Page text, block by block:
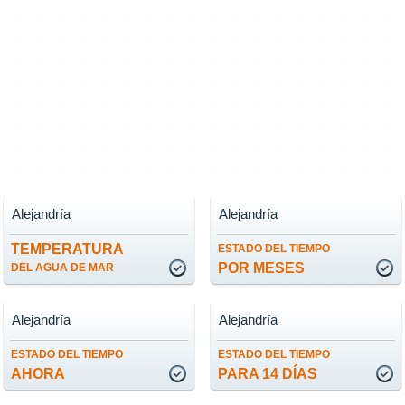
TEMPERATURA
DEL AGUA DE MAR
Alejandría
ESTADO DEL TIEMPO
POR MESES
Alejandría
ESTADO DEL TIEMPO
AHORA
Alejandría
ESTADO DEL TIEMPO
PARA 14 DÍAS
Alejandría